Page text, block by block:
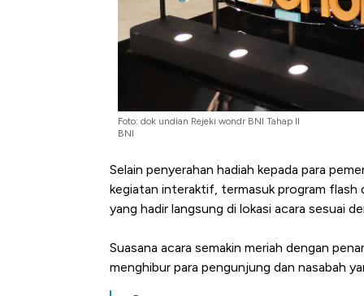
Foto: dok undian Rejeki wondr BNI Tahap II
BNI
Selain penyerahan hadiah kepada para
kegiatan interaktif, termasuk program flash
yang hadir langsung di lokasi acara sesuai
Suasana acara semakin meriah dengan
menghibur para pengunjung dan nasabah